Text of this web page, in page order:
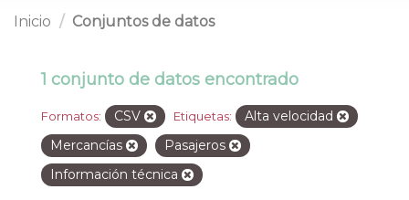
Inicio Conjuntos de datos
1 conjunto de datos encontrado
Formatos: CSV Etiquetas:
Alta velocidad
Mercancías
Pasajeros
Información técnica